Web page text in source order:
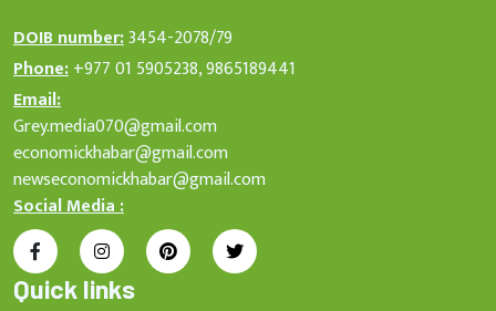
DOIB number:3454-2078/79
Phone:+977 01 5905238, 9865189441
Email:
Grey.media070@gmail.com
economickhabar@gmail.com
newseconomickhabar@gmail.com
Social Media :
Quick links